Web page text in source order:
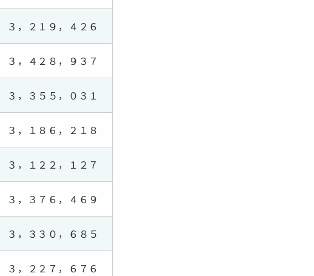
３，２１９，４２６
３，４２８，９３７
３，３５５，０３１
３，１８６，２１８
３，１２２，１２７
３，３７６，４６９
３，３３０，６８５
３，２２７，６７６